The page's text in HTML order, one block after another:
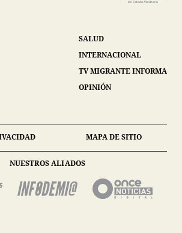
SALUD
INTERNACIONAL
TV MIGRANTE INFORMA
OPINIÓN
MAPA DE SITIO
NUESTROS ALIADOS